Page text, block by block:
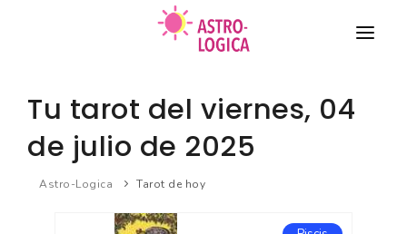
COMPATIBILIDAD DE PAREJA
BIORRITMO
Tu tarot del viernes, 04
de julio de 2025
Astro-Logica Tarot de hoy